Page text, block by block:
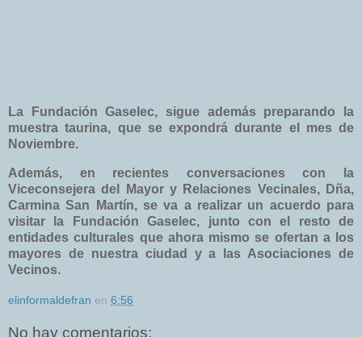
La Fundación Gaselec, sigue además preparando la
muestra taurina, que se expondrá durante el mes de
Noviembre.
Además, en recientes conversaciones con la
Viceconsejera del Mayor y Relaciones Vecinales, Dña,
Carmina San Martín, se va a realizar un acuerdo para
visitar la Fundación Gaselec, junto con el resto de
entidades culturales que ahora mismo se ofertan a los
mayores de nuestra ciudad y a las Asociaciones de
Vecinos.
elinformaldefran en 6:56
No hay comentarios: